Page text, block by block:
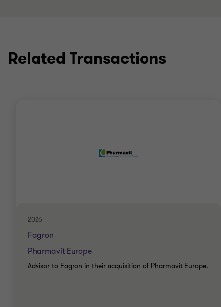
Related Transactions
2026
Fagron
Pharmavit Europe
Advisor to Fagron in their acquisition of Pharmavit Europe.